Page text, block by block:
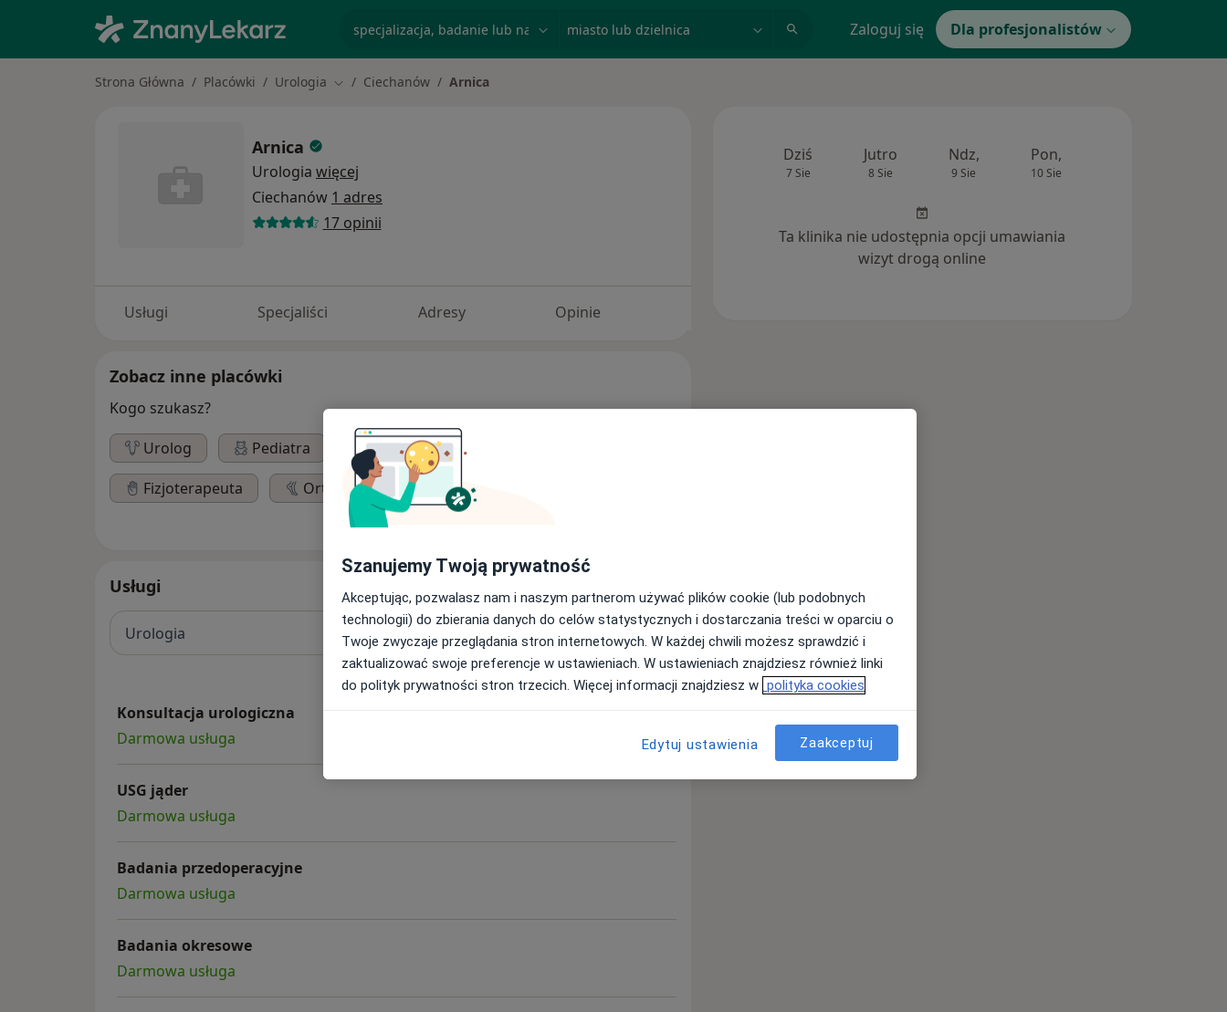
Zaloguj się Dla profesjonalistów
Strona Główna Placówki Urologia Zmień miasto
Ciechanów Arnica
Arnica
Urologia więcej
Ciechanów 1 adres
17 opinii
Usługi Specjaliści Adresy Opinie
Zobacz inne placówki
Kogo szukasz?
Urolog
Pediatra Laryngolog
Fizjoterapeuta
Ortopeda
Usługi
Urologia
Konsultacja urologiczna
Darmowa usługa
USG jąder
Darmowa usługa
Badania przedoperacyjne
Darmowa usługa
Badania okresowe
Darmowa usługa
Dziś
7 Sie
Jutro
8 Sie
Ndz,
9 Sie
Pon,
10 Sie
Ta klinika nie udostępnia opcji umawiania
wizyt drogą online
Szanujemy Twoją prywatność
Akceptując, pozwalasz nam i naszym partnerom używać plików cookie (lub podobnych
technologii) do zbierania danych do celów statystycznych i dostarczania treści w oparciu o
Twoje zwyczaje przeglądania stron internetowych. W każdej chwili możesz sprawdzić i
zaktualizować swoje preferencje w ustawieniach. W ustawieniach znajdziesz również linki
do polityk prywatności stron trzecich. Więcej informacji znajdziesz w polityka cookies
Edytuj ustawienia Zaakceptuj